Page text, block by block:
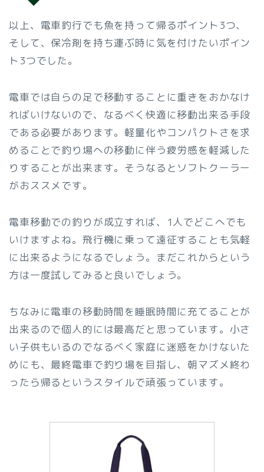
以上、電車釣行でも魚を持って帰るポイント3つ、
そして、保冷剤を持ち運ぶ時に気を付けたいポイン
ト3つでした。
電車では自らの足で移動することに重きをおかなけ
ればいけないので、なるべく快適に移動出来る手段
である必要があります。軽量化やコンパクトさを求
めることで釣り場への移動に伴う疲労感を軽減した
りすることが出来ます。そうなるとソフトクーラー
がおススメです。
電車移動での釣りが成立すれば、1人でどこへでも
いけますよね。飛行機に乗って遠征することも気軽
に出来るようになるでしょう。まだこれからという
方は一度試してみると良いでしょう。
ちなみに電車の移動時間を睡眠時間に充てることが
出来るので個人的には最高だと思っています。小さ
い子供もいるのでなるべく家庭に迷惑をかけないた
めにも、最終電車で釣り場を目指し、朝マズメ終わ
ったら帰るというスタイルで頑張っています。